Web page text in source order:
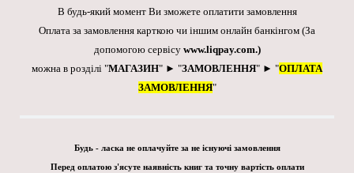
В будь-який момент Ви зможете оплатити замовлення
Оплата за замовлення карткою чи іншим онлайн банкінгом (За
допомогою сервісу www.liqpay.com.)
можна в розділі "МАГАЗИН" ► "ЗАМОВЛЕННЯ" ► "ОПЛАТА
ЗАМОВЛЕННЯ"
Будь - ласка не оплачуйте за не існуючі замовлення
Перед оплатою з'ясуте наявність книг та точну вартість оплати